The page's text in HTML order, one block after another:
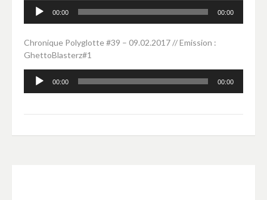
Lecteur
audio
00:00 00:00
Chronique Polyglotte #39 – 09.02.2017 // Emission :
GhettoBlasterz#1
Lecteur
audio
00:00 00:00